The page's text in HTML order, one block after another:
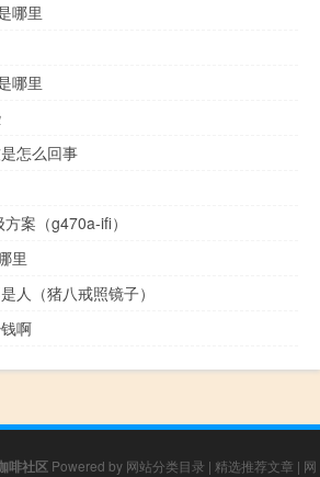
哪里
哪里
怎么回事
案（g470a-ifi）
里
人（猪八戒照镜子）
啊
啡社区 Powered by 网站分类目录 | 精选推荐文章 | 网